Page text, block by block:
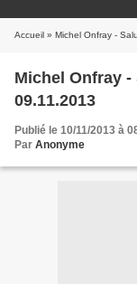
Accueil » Michel Onfray -
Michel Onfray -
09.11.2013
Publié le 10/11/2013 à
Par Anonyme